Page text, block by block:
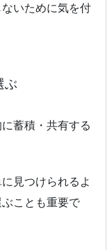
いために気を付
ぶ
蓄積・共有する
見つけられるよ
ことも重要で